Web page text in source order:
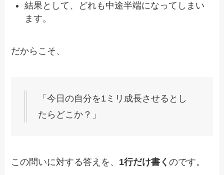
結果として、どれも中途半端になってしまい
ます。
だからこそ、
「今日の自分を1ミリ成長させるとし
たらどこか？」
この問いに対する答えを、 1行だけ書くのです。